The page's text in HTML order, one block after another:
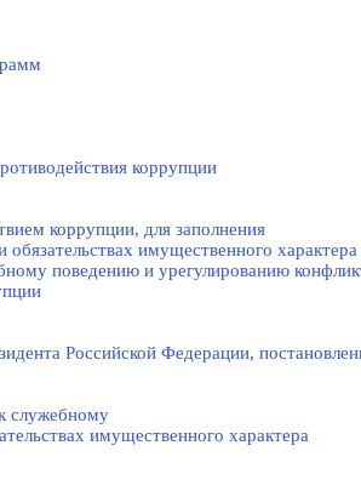
коррупции
коррупции, для заполнения
имущественного
поведению и урегулированию
Российской Федерации,
служебному
имущественного характера